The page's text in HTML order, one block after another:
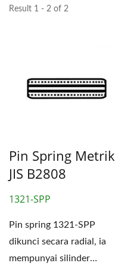
Result 1 - 2 of 2
Pin Spring Metrik
JIS B2808
1321-SPP
Pin spring 1321-SPP
dikunci secara radial, ia
mempunyai silinder